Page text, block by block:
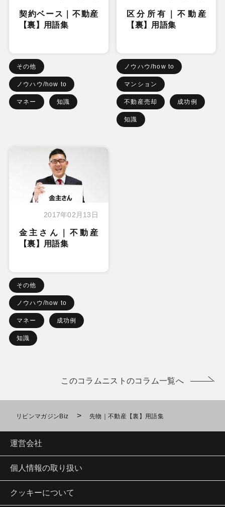
契約ベース｜不動産
【裏】用語集
その他
ノウハウ/how to
マネー 知識
区分所有｜不動産
【裏】用語集
ノウハウ/how to
マンション
不動産売却 成功例
知識
2017年02月13日
金主さん｜不動産
【裏】用語集
その他
ノウハウ/how to
マネー 成功例
知識
このコラムニストのコラム一覧へ
リビンマガジンBiz > 先物｜不動産【裏】用語集
運営会社
個人情報の取り扱い
クッキーについて